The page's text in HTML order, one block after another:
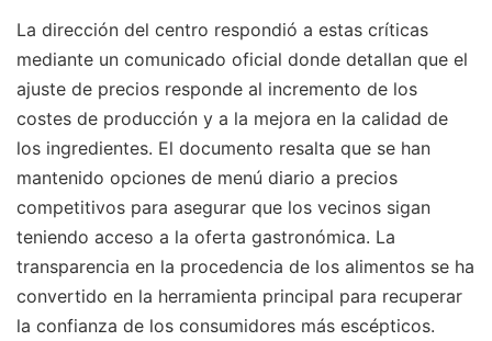
La dirección del centro respondió a estas críticas
mediante un comunicado oficial donde detallan que el
ajuste de precios responde al incremento de los
costes de producción y a la mejora en la calidad de
los ingredientes. El documento resalta que se han
mantenido opciones de menú diario a precios
competitivos para asegurar que los vecinos sigan
teniendo acceso a la oferta gastronómica. La
transparencia en la procedencia de los alimentos se ha
convertido en la herramienta principal para recuperar
la confianza de los consumidores más escépticos.